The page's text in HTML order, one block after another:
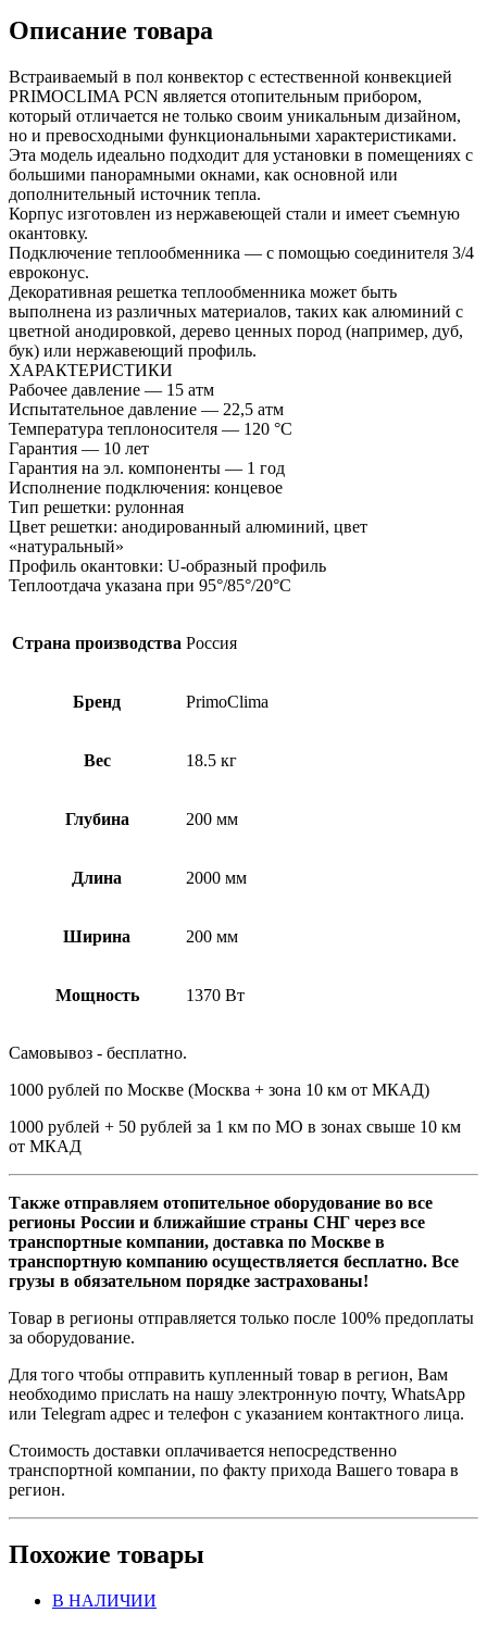
Описание товара
Встраиваемый в пол конвектор с естественной конвекцией
PRIMOCLIMA PCN является отопительным прибором,
который отличается не только своим уникальным дизайном,
но и превосходными функциональными характеристиками.
Эта модель идеально подходит для установки в помещениях с
большими панорамными окнами, как основной или
дополнительный источник тепла.
Корпус изготовлен из нержавеющей стали и имеет съемную
окантовку.
Подключение теплообменника — с помощью соединителя 3/4
евроконус.
Декоративная решетка теплообменника может быть
выполнена из различных материалов, таких как алюминий с
цветной анодировкой, дерево ценных пород (например, дуб,
бук) или нержавеющий профиль.
ХАРАКТЕРИСТИКИ
Рабочее давление — 15 атм
Испытательное давление — 22,5 атм
Температура теплоносителя — 120 °С
Гарантия — 10 лет
Гарантия на эл. компоненты — 1 год
Исполнение подключения: концевое
Тип решетки: рулонная
Цвет решетки: анодированный алюминий, цвет
«натуральный»
Профиль окантовки: U-образный профиль
Теплоотдача указана при 95°/85°/20°С
Страна производства Россия
Бренд PrimoClima
Вес 18.5 кг
Глубина 200 мм
Длина 2000 мм
Ширина 200 мм
Мощность 1370 Вт
Самовывоз - бесплатно.
1000 рублей по Москве (Москва + зона 10 км от МКАД)
1000 рублей + 50 рублей за 1 км по МО в зонах свыше 10 км
от МКАД
Также отправляем отопительное оборудование во все
регионы России и ближайшие страны СНГ через все
транспортные компании, доставка по Москве в
транспортную компанию осуществляется бесплатно. Все
грузы в обязательном порядке застрахованы!
Товар в регионы отправляется только после 100% предоплаты
за оборудование.
Для того чтобы отправить купленный товар в регион, Вам
необходимо прислать на нашу электронную почту, WhatsApp
или Telegram адрес и телефон с указанием контактного лица.
Стоимость доставки оплачивается непосредственно
транспортной компании, по факту прихода Вашего товара в
регион.
Похожие товары
В НАЛИЧИИ